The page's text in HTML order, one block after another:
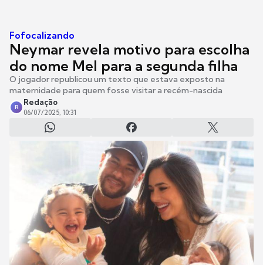
Fofocalizando
Neymar revela motivo para escolha
do nome Mel para a segunda filha
O jogador republicou um texto que estava exposto na
maternidade para quem fosse visitar a recém-nascida
R
Redação
06/07/2025, 10:31